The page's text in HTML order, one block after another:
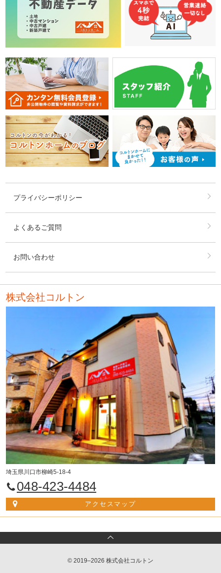
プライバシーポリシー
よくあるご質問
お問い合わせ
株式会社コルトン
埼玉県川口市柳崎5-18-4
048-423-4484
アクセスマップ
© 2019–2026 株式会社コルトン